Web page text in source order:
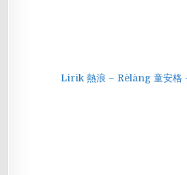
Lirik 熱浪 – Rèlàng 童安格